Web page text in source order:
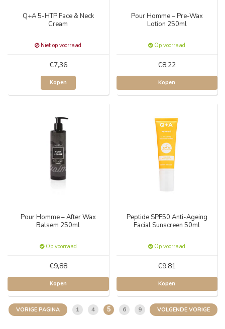
Q+A 5-HTP Face & Neck
Cream
Niet op voorraad
€7,36
Kopen
Pour Homme – Pre-Wax
Lotion 250ml
Op voorraad
€8,22
Kopen
Pour Homme – After Wax
Balsem 250ml
Op voorraad
€9,88
Kopen
Peptide SPF50 Anti-Ageing
Facial Sunscreen 50ml
Op voorraad
€9,81
Kopen
VORIGE PAGINA 1 4 5 6 9 VOLGENDE VORIGE